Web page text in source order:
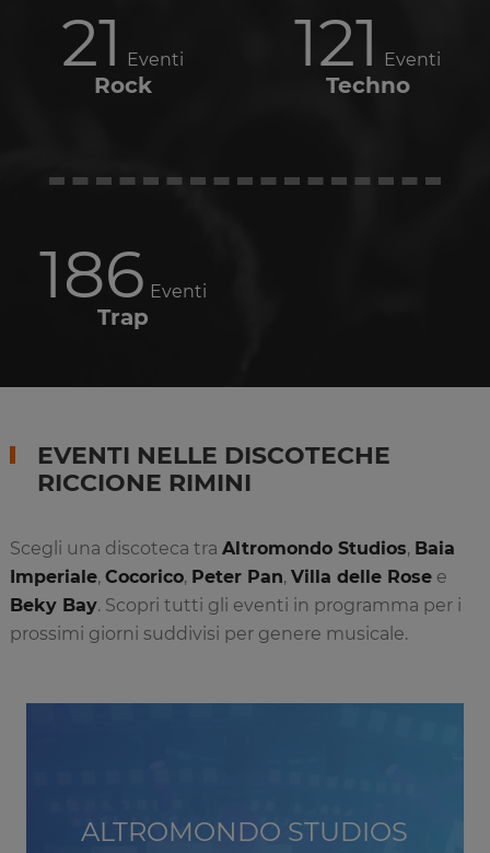
21 Eventi
Rock
121 Eventi
Techno
186 Eventi
Trap
EVENTI NELLE DISCOTECHE
RICCIONE RIMINI
Scegli una discoteca tra Altromondo Studios, Baia
Imperiale, Cocorico, Peter Pan, Villa delle Rosee
Beky Bay. Scopri tutti gli eventi in programma per i
prossimi giorni suddivisi per genere musicale.
ALTROMONDO STUDIOS